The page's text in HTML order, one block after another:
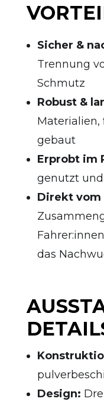
Sicher &
Trennung
Schmutz
Robust &
Materialien,
gebaut
Erprobt im
genutzt
Direkt vom
das
Design: